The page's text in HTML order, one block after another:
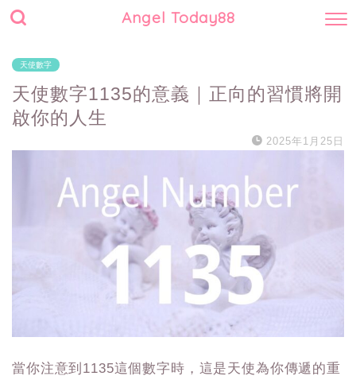
Angel Today88
天使數字
天使數字1135的意義｜正向的習慣將開
啟你的人生
2025年1月25日
當你注意到1135這個數字時，這是天使為你傳遞的重